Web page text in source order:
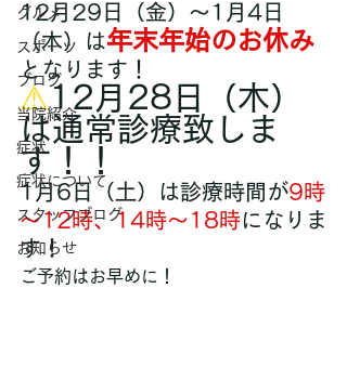
グルメ
スポーツ
ブログ
当院紹介
症状
症状について
スタッフブログ
お知らせ
12月29日（金）～1月4日
（木）は年末年始のお休み
となります！
⚠12月28日（木）
は通常診療致しま
す！！
1月6日（土）は診療時間が9時
～12時、14時～18時になりま
す！
ご予約はお早めに！